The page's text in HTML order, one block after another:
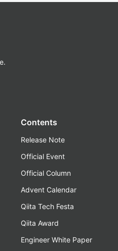
Contents
Release Note
Official Event
Official Column
Advent Calendar
Qiita Tech Festa
Qiita Award
Engineer White Paper